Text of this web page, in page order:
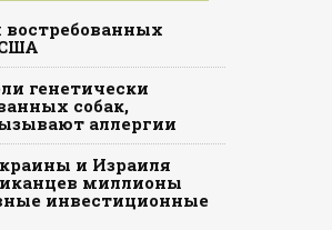
генетически
собак,
аллергии
и Израиля
миллионы
инвестиционные